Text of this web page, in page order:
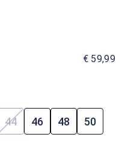
€ 59,99
niet beschikbaar.)
niet beschikbaar.)
is momenteel niet
44(Deze optie is momenteel
46 48 50